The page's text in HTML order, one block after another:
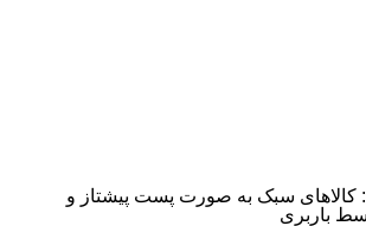
کالاهای سبک به صورت پست پیشتاز و
باربری